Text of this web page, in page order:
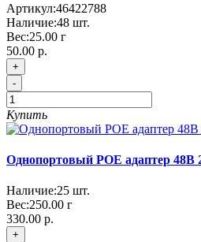
Артикул:46422788
Наличие:48 шт.
Вес:25.00 г
50.00 р.
+
-
Купить
Однопортовый POE адаптер 48В
Наличие:25 шт.
Вес:250.00 г
330.00 р.
+